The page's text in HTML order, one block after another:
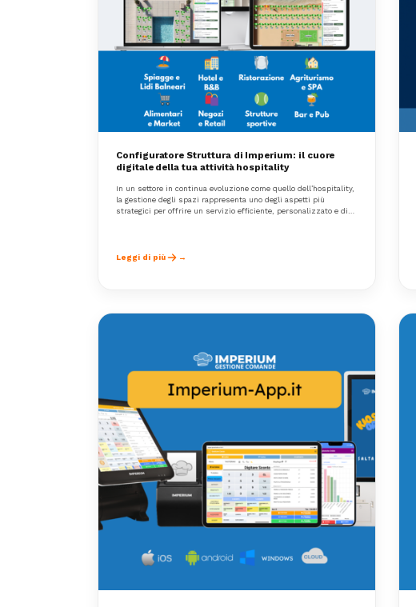
Configuratore Struttura di Imperium: il cuore
digitale della tua attività hospitality
In un settore in continua evoluzione come quello dell’hospitality,
la gestione degli spazi rappresenta uno degli aspetti più
strategici per offrire un servizio efficiente, personalizzato e di
Leggi di più